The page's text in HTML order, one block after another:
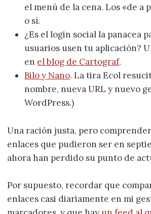
el menú de la cena. Los «de a
o sí.
¿Es el login social la panacea
usuarios usen tu aplicación?
en el blog de Cartograf.
Bilo y Nano. La tira Ecol
nombre, nueva URL y nuevo
WordPress.)
Una ración justa, pero
enlaces que pudieron ser en
ahora han perdido su punto de
Por supuesto, recordar que
enlaces casi diariamente en mi